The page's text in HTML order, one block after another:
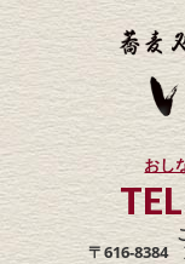
おし
〒616-8384